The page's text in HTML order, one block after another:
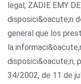
legal, ZADIE EMY
disposici&oacute;n
general que los
la
disposici&oacute;n,
34/2002, de 11 de